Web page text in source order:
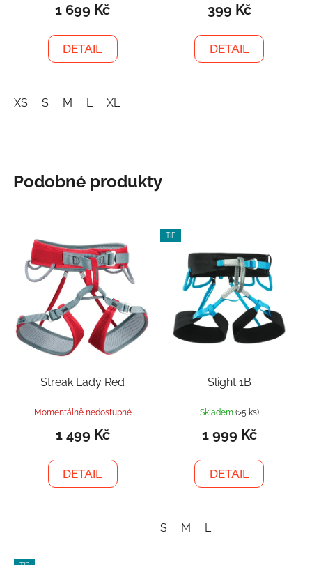
1 699 Kč
DETAIL
XS S M L XL
399 Kč
DETAIL
Podobné produkty
Streak Lady Red
Momentálně nedostupné
1 499 Kč
DETAIL
TIP
Slight 1B
Skladem (>5 ks)
1 999 Kč
DETAIL
S M L